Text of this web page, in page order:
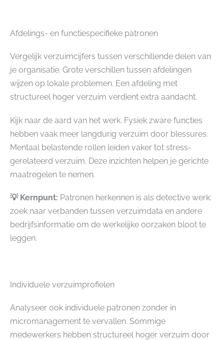
Afdelings- en functiespecifieke patronen
Vergelijk verzuimcijfers tussen verschillende delen van
je organisatie. Grote verschillen tussen afdelingen
wijzen op lokale problemen. Een afdeling met
structureel hoger verzuim verdient extra aandacht.
Kijk naar de aard van het werk. Fysiek zware functies
hebben vaak meer langdurig verzuim door blessures.
Mentaal belastende rollen leiden vaker tot stress-
gerelateerd verzuim. Deze inzichten helpen je gerichte
maatregelen te nemen.
💡 Kernpunt: Patronen herkennen is als detective werk:
zoek naar verbanden tussen verzuimdata en andere
bedrijfsinformatie om de werkelijke oorzaken bloot te
leggen.
Individuele verzuimprofielen
Analyseer ook individuele patronen zonder in
micromanagement te vervallen. Sommige
medewerkers hebben structureel hoger verzuim door